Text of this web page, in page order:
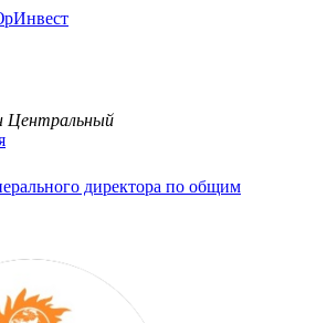
Центральный
директора по общим